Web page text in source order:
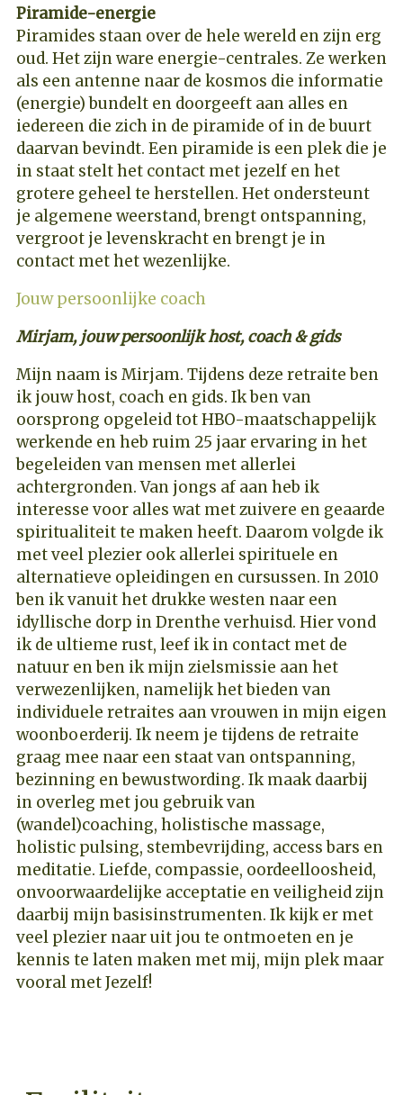
Piramide-energie
Piramides staan over de hele wereld en zijn erg
oud. Het zijn ware energie-centrales. Ze werken
als een antenne naar de kosmos die informatie
(energie) bundelt en doorgeeft aan alles en
iedereen die zich in de piramide of in de buurt
daarvan bevindt. Een piramide is een plek die je
in staat stelt het contact met jezelf en het
grotere geheel te herstellen. Het ondersteunt
je algemene weerstand, brengt ontspanning,
vergroot je levenskracht en brengt je in
contact met het wezenlijke.
Jouw persoonlijke coach
Mirjam, jouw persoonlijk host, coach & gids
Mijn naam is Mirjam. Tijdens deze retraite ben
ik jouw host, coach en gids. Ik ben van
oorsprong opgeleid tot HBO-maatschappelijk
werkende en heb ruim 25 jaar ervaring in het
begeleiden van mensen met allerlei
achtergronden. Van jongs af aan heb ik
interesse voor alles wat met zuivere en geaarde
spiritualiteit te maken heeft. Daarom volgde ik
met veel plezier ook allerlei spirituele en
alternatieve opleidingen en cursussen. In 2010
ben ik vanuit het drukke westen naar een
idyllische dorp in Drenthe verhuisd. Hier vond
ik de ultieme rust, leef ik in contact met de
natuur en ben ik mijn zielsmissie aan het
verwezenlijken, namelijk het bieden van
individuele retraites aan vrouwen in mijn eigen
woonboerderij. Ik neem je tijdens de retraite
graag mee naar een staat van ontspanning,
bezinning en bewustwording. Ik maak daarbij
in overleg met jou gebruik van
(wandel)coaching, holistische massage,
holistic pulsing, stembevrijding, access bars en
meditatie. Liefde, compassie, oordeelloosheid,
onvoorwaardelijke acceptatie en veiligheid zijn
daarbij mijn basisinstrumenten. Ik kijk er met
veel plezier naar uit jou te ontmoeten en je
kennis te laten maken met mij, mijn plek maar
vooral met Jezelf!